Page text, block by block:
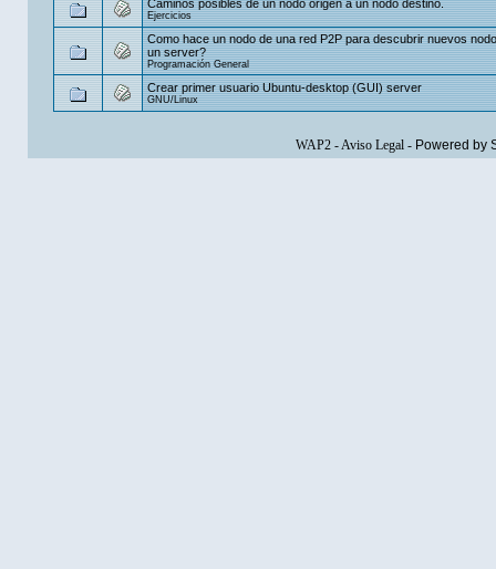
Caminos posibles de un nodo origen a un nodo destino.
Ejercicios
Como hace un nodo de una red P2P para descubrir nuevos
un server?
Programación General
Crear primer usuario Ubuntu-desktop (GUI) server
GNU/Linux
WAP2-Aviso Legal- Powered by